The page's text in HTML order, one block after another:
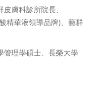
膚科診所院長、
精華液領導品牌)、藝群
管理學碩士、長榮大學